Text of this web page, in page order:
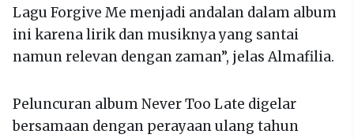
Lagu Forgive Me menjadi andalan dalam album
ini karena lirik dan musiknya yang santai
namun relevan dengan zaman”, jelas Almafilia.
Peluncuran album Never Too Late digelar
bersamaan dengan perayaan ulang tahun